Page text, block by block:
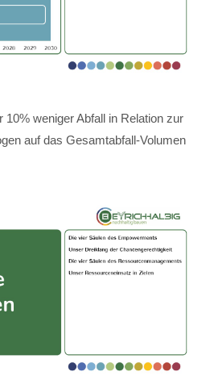
10% weniger Abfall in Relation zur
auf das Gesamtabfall-Volumen